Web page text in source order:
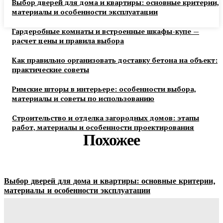
Выбор дверей для дома и квартиры: основные критерии,
материалы и особенности эксплуатации
Гардеробные комнаты и встроенные шкафы-купе —
расчет цены и правила выбора
Как правильно организовать доставку бетона на объект:
практические советы
Римские шторы в интерьере: особенности выбора,
материалы и советы по использованию
Строительство и отделка загородных домов: этапы
работ, материалы и особенности проектирования
Похожее
Выбор дверей для дома и квартиры: основные критерии,
материалы и особенности эксплуатации